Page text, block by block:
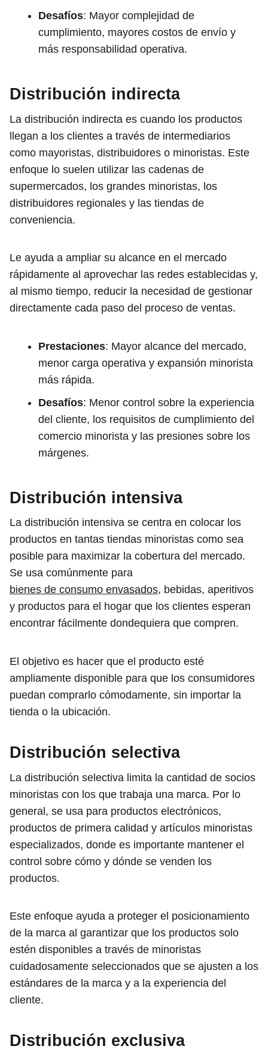
Desafíos: Mayor complejidad de
cumplimiento, mayores costos de envío y
más responsabilidad operativa.
Distribución indirecta
La distribución indirecta es cuando los productos
llegan a los clientes a través de intermediarios
como mayoristas, distribuidores o minoristas. Este
enfoque lo suelen utilizar las cadenas de
supermercados, los grandes minoristas, los
distribuidores regionales y las tiendas de
conveniencia.
Le ayuda a ampliar su alcance en el mercado
rápidamente al aprovechar las redes establecidas y,
al mismo tiempo, reducir la necesidad de gestionar
directamente cada paso del proceso de ventas.
Prestaciones: Mayor alcance del mercado,
menor carga operativa y expansión minorista
más rápida.
Desafíos: Menor control sobre la experiencia
del cliente, los requisitos de cumplimiento del
comercio minorista y las presiones sobre los
márgenes.
Distribución intensiva
La distribución intensiva se centra en colocar los
productos en tantas tiendas minoristas como sea
posible para maximizar la cobertura del mercado.
Se usa comúnmente para
bienes de consumo envasados, bebidas, aperitivos
y productos para el hogar que los clientes esperan
encontrar fácilmente dondequiera que compren.
El objetivo es hacer que el producto esté
ampliamente disponible para que los consumidores
puedan comprarlo cómodamente, sin importar la
tienda o la ubicación.
Distribución selectiva
La distribución selectiva limita la cantidad de socios
minoristas con los que trabaja una marca. Por lo
general, se usa para productos electrónicos,
productos de primera calidad y artículos minoristas
especializados, donde es importante mantener el
control sobre cómo y dónde se venden los
productos.
Este enfoque ayuda a proteger el posicionamiento
de la marca al garantizar que los productos solo
estén disponibles a través de minoristas
cuidadosamente seleccionados que se ajusten a los
estándares de la marca y a la experiencia del
cliente.
Distribución exclusiva